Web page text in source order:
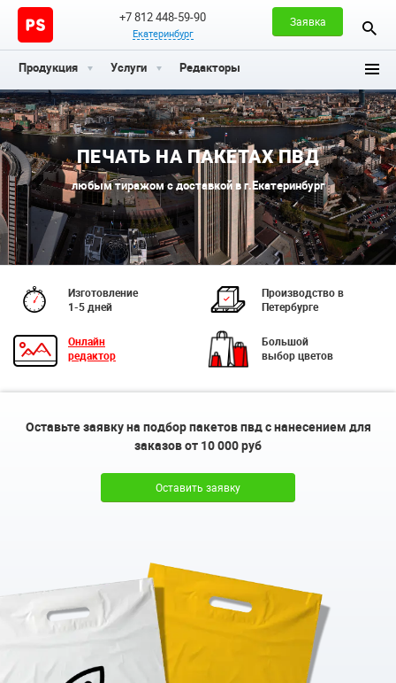
+7 812 448-59-90
Екатеринбург
Заявка
Продукция Услуги Редакторы
ПЕЧАТЬ НА ПАКЕТАХ ПВД
любым тиражом с доставкой в г.Екатеринбург
Изготовление
1-5 дней
Производство в
Петербурге
Онлайн
редактор
Большой
выбор цветов
Оставьте заявку на подбор пакетов пвд с нанесением для
заказов от 10 000 руб
Оставить заявку